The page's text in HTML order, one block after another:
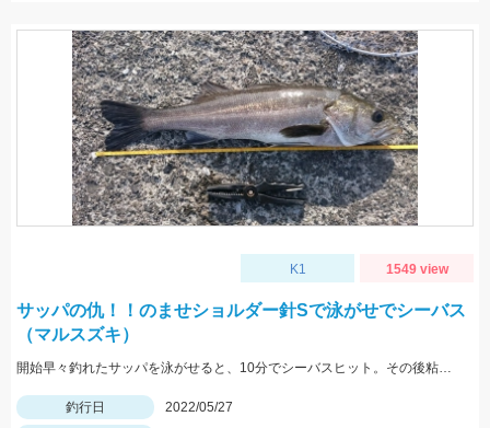
K1 1549 view
サッパの仇！！のませショルダー針Sで泳がせでシーバス
（マルスズキ）
開始早々釣れたサッパを泳がせると、10分でシーバスヒット。その後粘るも肝心のアオリイカが釣れない。
釣行日
2022/05/27